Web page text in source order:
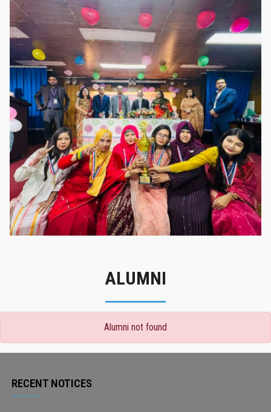
গৌরবের মুহূর্ত
গৌরবের মুহূর্ত
ALUMNI
Alumni not found
RECENT NOTICES